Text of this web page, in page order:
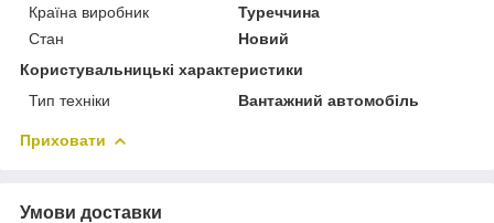
Країна виробник
Туреччина
Стан
Новий
Користувальницькі характеристики
Тип техніки
Вантажний автомобіль
Приховати
Умови доставки